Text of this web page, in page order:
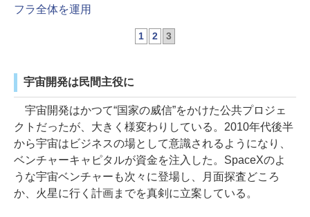
フラ全体を運用
1 2 3
宇宙開発は民間主役に
宇宙開発はかつて“国家の威信”をかけた公共プロジェ
クトだったが、大きく様変わりしている。2010年代後半
から宇宙はビジネスの場として意識されるようになり、
ベンチャーキャピタルが資金を注入した。SpaceXのよ
うな宇宙ベンチャーも次々に登場し、月面探査どころ
か、火星に行く計画までを真剣に立案している。